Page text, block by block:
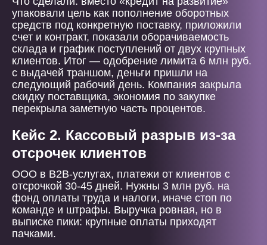
упаковали цель как пополнение оборотных
средств под конкретную поставку, приложили
счет и контракт, показали оборачиваемость
склада и график поступлений от двух крупных
клиентов. Итог — одобрение лимита 6 млн руб.
с выдачей траншом, деньги пришли на
следующий рабочий день. Компания закрыла
скидку поставщика, экономия по закупке
перекрыла заметную часть процентов.
Кейс 2. Кассовый разрыв из-за
отсрочек клиентов
ООО в B2B-услугах, платежи от клиентов с
отсрочкой 30-45 дней. Нужны 3 млн руб. на
фонд оплаты труда и налоги, иначе стоп по
команде и штрафы. Выручка ровная, но в
выписке пики: крупные оплаты приходят
пачками.